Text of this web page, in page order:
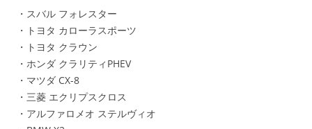
・スバル フォレスター
・トヨタ カローラスポーツ
・トヨタ クラウン
・ホンダ クラリティPHEV
・マツダ CX-8
・三菱 エクリプスクロス
・アルファロメオ ステルヴィオ